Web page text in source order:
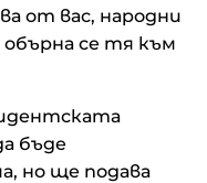
от вас, народни
се тя към
бъде
но ще подава